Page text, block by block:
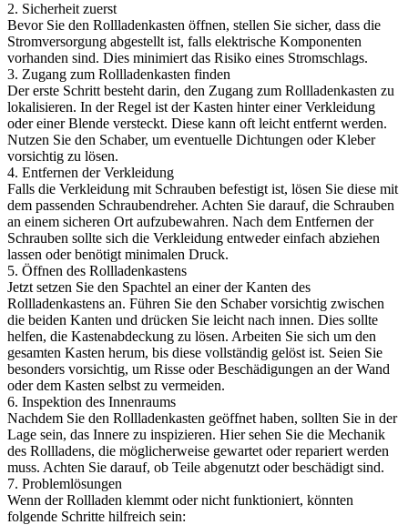
2. Sicherheit zuerst
Bevor Sie den Rollladenkasten öffnen, stellen Sie sicher, dass die
Stromversorgung abgestellt ist, falls elektrische Komponenten
vorhanden sind. Dies minimiert das Risiko eines Stromschlags.
3. Zugang zum Rollladenkasten finden
Der erste Schritt besteht darin, den Zugang zum Rollladenkasten zu
lokalisieren. In der Regel ist der Kasten hinter einer Verkleidung
oder einer Blende versteckt. Diese kann oft leicht entfernt werden.
Nutzen Sie den Schaber, um eventuelle Dichtungen oder Kleber
vorsichtig zu lösen.
4. Entfernen der Verkleidung
Falls die Verkleidung mit Schrauben befestigt ist, lösen Sie diese mit
dem passenden Schraubendreher. Achten Sie darauf, die Schrauben
an einem sicheren Ort aufzubewahren. Nach dem Entfernen der
Schrauben sollte sich die Verkleidung entweder einfach abziehen
lassen oder benötigt minimalen Druck.
5. Öffnen des Rollladenkastens
Jetzt setzen Sie den Spachtel an einer der Kanten des
Rollladenkastens an. Führen Sie den Schaber vorsichtig zwischen
die beiden Kanten und drücken Sie leicht nach innen. Dies sollte
helfen, die Kastenabdeckung zu lösen. Arbeiten Sie sich um den
gesamten Kasten herum, bis diese vollständig gelöst ist. Seien Sie
besonders vorsichtig, um Risse oder Beschädigungen an der Wand
oder dem Kasten selbst zu vermeiden.
6. Inspektion des Innenraums
Nachdem Sie den Rollladenkasten geöffnet haben, sollten Sie in der
Lage sein, das Innere zu inspizieren. Hier sehen Sie die Mechanik
des Rollladens, die möglicherweise gewartet oder repariert werden
muss. Achten Sie darauf, ob Teile abgenutzt oder beschädigt sind.
7. Problemlösungen
Wenn der Rollladen klemmt oder nicht funktioniert, könnten
folgende Schritte hilfreich sein: